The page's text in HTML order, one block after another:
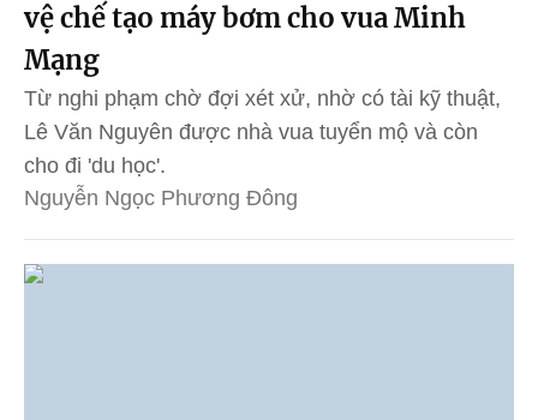
vệ chế tạo máy bơm cho vua Minh
Mạng
Từ nghi phạm chờ đợi xét xử, nhờ có tài kỹ thuật,
Lê Văn Nguyên được nhà vua tuyển mộ và còn
cho đi 'du học'.
Nguyễn Ngọc Phương Đông